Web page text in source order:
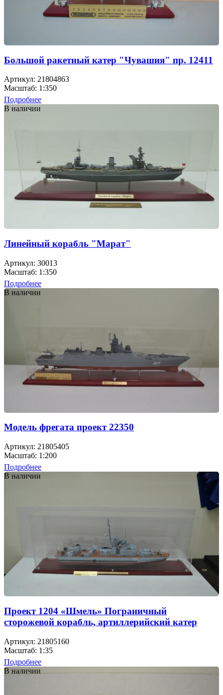
Большой ракетный катер "Чувашия" пр. 12411
Артикул: 21804863
Масштаб: 1:350
Подробнее
В наличии
Линейный корабль "Марат"
Артикул: 30013
Масштаб: 1:350
Подробнее
В наличии
Модель фрегата проект 22350
Артикул: 21805405
Масштаб: 1:200
Подробнее
В наличии
Проект 1204 «Шмель» Пограничный
сторожевой корабль, артиллерийский катер
Артикул: 21805160
Масштаб: 1:35
Подробнее
В наличии